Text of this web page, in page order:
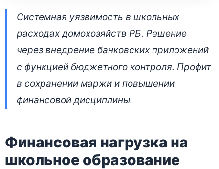
Как работает
накопительное
страхование жизни в
Беларуси: решение
финансовых рисков и
оптимизация
23 июня 2026 • 👁 3 680 прочтений
Системная уязвимость в школьных
расходах домохозяйств РБ. Решение
через внедрение банковских приложений
с функцией бюджетного контроля. Профит
в сохранении маржи и повышении
финансовой дисциплины.
Финансовая нагрузка на
школьное образование